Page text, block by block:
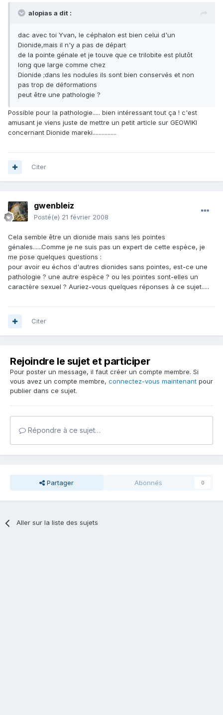
alopias a dit :
dac avec toi Yvan, le céphalon est bien celui d'un
Dionide,mais il n'y a pas de départ
de la pointe génale et je touve que ce trilobite est plutôt
long que large comme chez
Dionide ;dans les nodules ils sont bien conservés et non
pas trop de déformations
peut être une pathologie ?
Possible pour la pathologie..... bien intéressant tout ça ! c'est
amusant je viens juste de mettre un petit article sur GEOWIKI
concernant Dionide mareki................
Citer
gwenbleiz
Posté(e) 21 février 2008
Cela semble être un dionide mais sans les pointes
génales......Comme je ne suis pas un expert de cette espèce, je
me pose quelques questions :
pour avoir eu échos d'autres dionides sans pointes, est-ce une
pathologie ? une autre espèce ? ou les pointes sont-elles un
caractère sexuel ? Auriez-vous quelques réponses à ce sujet.....
Citer
Rejoindre le sujet et participer
Pour poster un message, il faut créer un compte membre. Si
vous avez un compte membre, connectez-vous maintenant pour
publier dans ce sujet.
Répondre à ce sujet…
Partager Abonnés 0
Aller sur la liste des sujets